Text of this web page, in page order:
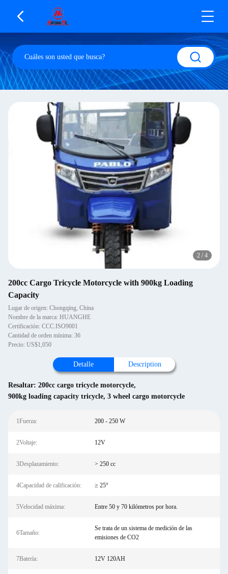
3 / 4
200cc Cargo Tricycle Motorcycle with 900kg Loading
Capacity
Lugar de origen: Chongqing, China
Nombre de la marca: HUANGHE
Certificación: CCC.ISO9001
Cantidad de orden mínima: 36
Precio: US$1,050
Detalle Description
Resaltar: 200cc cargo tricycle motorcycle,
900kg loading capacity tricycle, 3 wheel cargo motorcycle
1Fuerza: 200 - 250 W
2Voltaje: 12V
3Desplazamiento: > 250 cc
4Capacidad de calificación: ≥ 25°
5Velocidad máxima: Entre 50 y 70 kilómetros por hora.
6Tamaño:
Se trata de un sistema de medición de las
emisiones de CO2
7Batería: 12V 120AH